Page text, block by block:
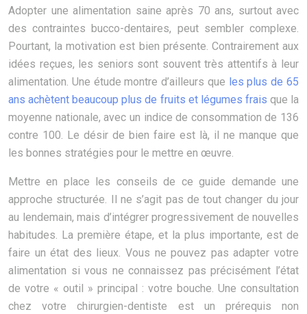
Adopter une alimentation saine après 70 ans, surtout avec
des contraintes bucco-dentaires, peut sembler complexe.
Pourtant, la motivation est bien présente. Contrairement aux
idées reçues, les seniors sont souvent très attentifs à leur
alimentation. Une étude montre d’ailleurs que les plus de 65
ans achètent beaucoup plus de fruits et légumes frais que la
moyenne nationale, avec un indice de consommation de 136
contre 100. Le désir de bien faire est là, il ne manque que
les bonnes stratégies pour le mettre en œuvre.
Mettre en place les conseils de ce guide demande une
approche structurée. Il ne s’agit pas de tout changer du jour
au lendemain, mais d’intégrer progressivement de nouvelles
habitudes. La première étape, et la plus importante, est de
faire un état des lieux. Vous ne pouvez pas adapter votre
alimentation si vous ne connaissez pas précisément l’état
de votre « outil » principal : votre bouche. Une consultation
chez votre chirurgien-dentiste est un prérequis non